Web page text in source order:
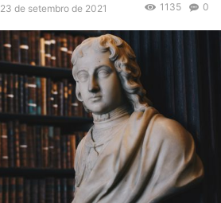
23 de setembro de 2021 0
1135